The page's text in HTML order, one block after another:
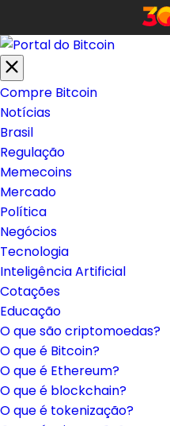
Compre Bitcoin
Notícias
Brasil
Regulação
Memecoins
Mercado
Política
Negócios
Tecnologia
Inteligência Artificial
Cotações
Educação
O que são criptomoedas?
O que é Bitcoin?
O que é Ethereum?
O que é blockchain?
O que é tokenização?